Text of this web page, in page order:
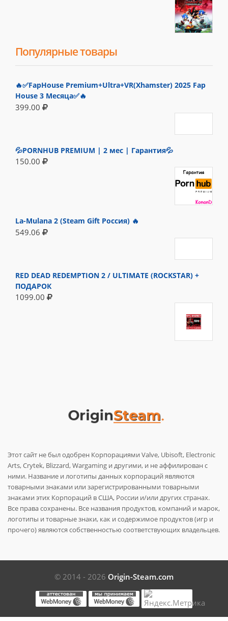
Популярные товары
🔥✅FapHouse Premium+Ultra+VR(Xhamster) 2025 Fap
House 3 Месяца✅🔥
399.00
💦PORNHUB PREMIUM | 2 мес | Гарантия💦
150.00
La-Mulana 2 (Steam Gift Россия) 🔥
549.06
RED DEAD REDEMPTION 2 / ULTIMATE (ROCKSTAR) +
ПОДАРОК
1099.00
Этот сайт не был одобрен Корпорациями Valve, Ubisoft, Electronic
Arts, Crytek, Blizzard, Wargaming и другими, и не аффилирован с
ними. Название и логотипы данных корпораций являются
товарными знаками или зарегистрированными товарными
знаками этих Корпораций в США, России и/или других странах.
Все права сохранены. Все названия продуктов, компаний и марок,
логотипы и товарные знаки, как и содержимое продуктов (игр и
прочего) являются собственностью соответствующих владельцев.
© 2014 - 2026 Origin-Steam.com